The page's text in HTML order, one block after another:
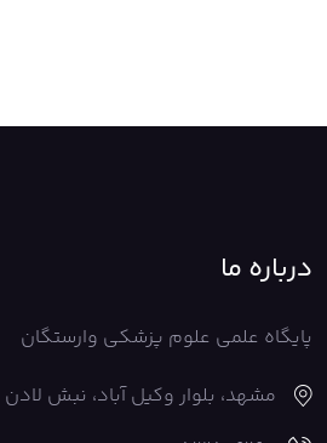
درباره ما
پایگاه علمی علوم پزشکی وارستگان
مشهد، بلوار وکیل آباد، نبش لادن 3